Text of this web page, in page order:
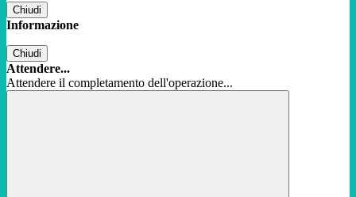
Chiudi
Informazione
Chiudi
Attendere...
Attendere il completamento dell'operazione...